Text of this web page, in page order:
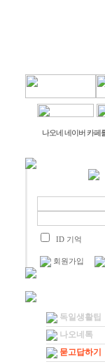
나오네 네이버 카페
ID 기억
회원가입
독일생활팁
나오네톡
묻고답하기